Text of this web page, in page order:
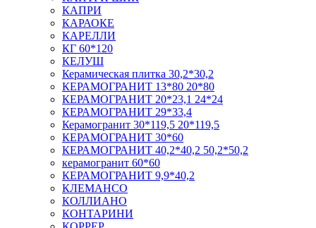
КАПРИ
КАРАОКЕ
КАРЕЛЛИ
КГ 60*120
КЕЛУШ
Керамическая плитка 30,2*30,2
КЕРАМОГРАНИТ 13*80 20*80
КЕРАМОГРАНИТ 20*23,1 24*24
КЕРАМОГРАНИТ 29*33,4
Керамогранит 30*119,5 20*119,5
КЕРАМОГРАНИТ 30*60
КЕРАМОГРАНИТ 40,2*40,2 50,2*50,2
керамогранит 60*60
КЕРАМОГРАНИТ 9,9*40,2
КЛЕМАНСО
КОЛЛИАНО
КОНТАРИНИ